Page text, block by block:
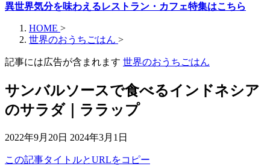
異世界気分を味わえるレストラン・カフェ特集はこちら
HOME >
世界のおうちごはん >
記事には広告が含まれます 世界のおうちごはん
サンバルソースで食べるインドネシア
のサラダ｜ララップ
2022年9月20日 2024年3月1日
この記事タイトルとURLをコピー